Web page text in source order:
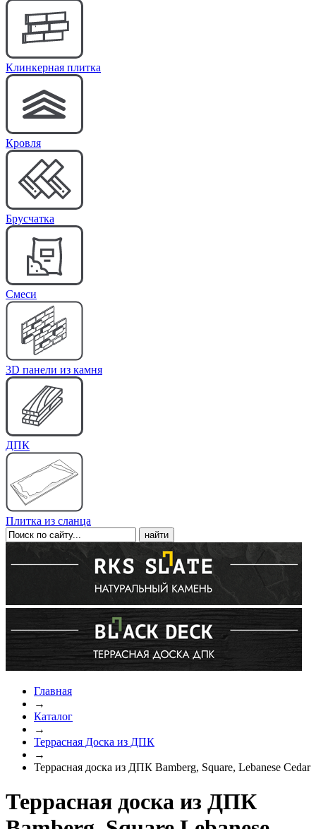
Клинкерная плитка
Кровля
Брусчатка
Cмеси
3D панели из камня
ДПК
Плитка из сланца
Главная
→
Каталог
→
Террасная Доска из ДПК
→
Террасная доска из ДПК Bamberg, Square, Lebanese Cedar
Террасная доска из ДПК